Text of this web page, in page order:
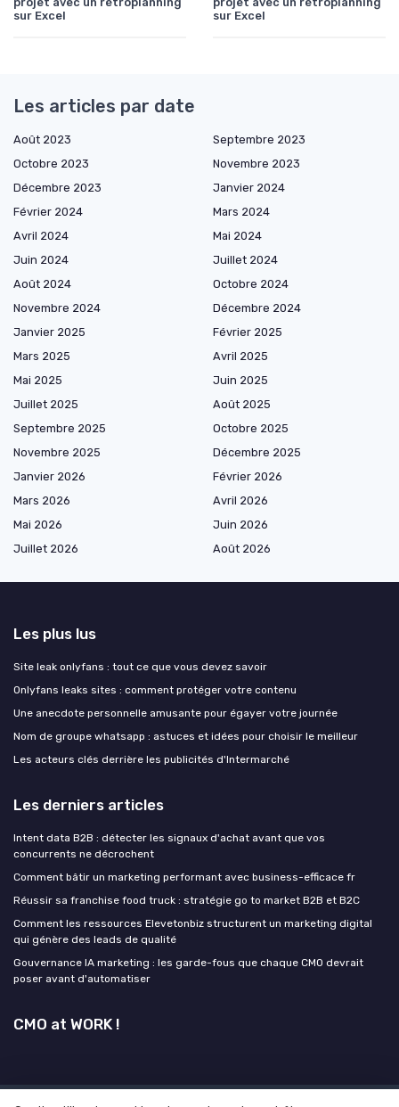
sur Excel
sur Excel
Les articles par date
Août 2023
Septembre 2023
Octobre 2023
Novembre 2023
Décembre 2023
Janvier 2024
Février 2024
Mars 2024
Avril 2024
Mai 2024
Juin 2024
Juillet 2024
Août 2024
Octobre 2024
Novembre 2024
Décembre 2024
Janvier 2025
Février 2025
Mars 2025
Avril 2025
Mai 2025
Juin 2025
Juillet 2025
Août 2025
Septembre 2025
Octobre 2025
Novembre 2025
Décembre 2025
Janvier 2026
Février 2026
Mars 2026
Avril 2026
Mai 2026
Juin 2026
Juillet 2026
Août 2026
Les plus lus
Site leak onlyfans : tout ce que vous devez savoir
Onlyfans leaks sites : comment protéger votre contenu
Une anecdote personnelle amusante pour égayer votre journée
Nom de groupe whatsapp : astuces et idées pour choisir le meilleur
Les acteurs clés derrière les publicités d'Intermarché
Les derniers articles
Intent data B2B : détecter les signaux d'achat avant que vos
concurrents ne décrochent
Comment bâtir un marketing performant avec business-efficace fr
Réussir sa franchise food truck : stratégie go to market B2B et B2C
Comment les ressources Elevetonbiz structurent un marketing digital
qui génère des leads de qualité
Gouvernance IA marketing : les garde-fous que chaque CMO devrait
poser avant d'automatiser
CMO at WORK !